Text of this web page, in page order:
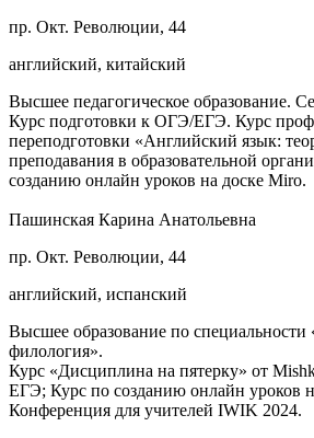
пр. Окт. Революции, 44
английский, китайский
Высшее педагогическое образование.
Курс подготовки к ОГЭ/ЕГЭ. Курс
переподготовки «Английский язык:
преподавания в образовательной
созданию онлайн уроков на доске Miro.
Пашинская Карина Анатольевна
пр. Окт. Революции, 44
английский, испанский
Высшее образование по специальности
филология».
Курс «Дисциплина на пятерку» от
ЕГЭ; Курс по созданию онлайн уроков
Конференция для учителей IWIK 2024.